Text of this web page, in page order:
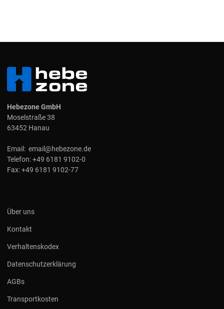
Hebezone GmbH
Moselstraße 38
63452 Hanau
Email: email@hebezone.de
Telefon:+49 6181 9102-0
Fax:+49 6181 9102-77
Über uns
Kontakt
Verhaltenskodex
Datenschutzerklärung
AGBs
Transportkosten